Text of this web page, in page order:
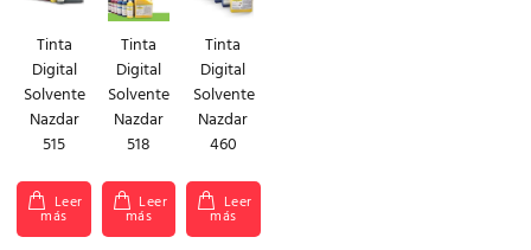
Tinta
Digital
Solvente
Nazdar
515
Leer
más
Tinta
Digital
Solvente
Nazdar
518
Leer
más
Tinta
Digital
Solvente
Nazdar
460
Leer
más